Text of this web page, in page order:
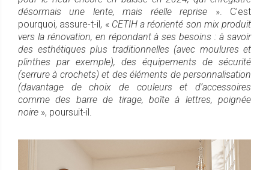
désormais une lente, mais réelle reprise ». C’est
pourquoi, assure-t-il, « CETIH a réorienté son mix produit
vers la rénovation, en répondant à ses besoins : à savoir
des esthétiques plus traditionnelles (avec moulures et
plinthes par exemple), des équipements de sécurité
(serrure à crochets) et des éléments de personnalisation
(davantage de choix de couleurs et d’accessoires
comme des barre de tirage, boîte à lettres, poignée
noire », poursuit-il.